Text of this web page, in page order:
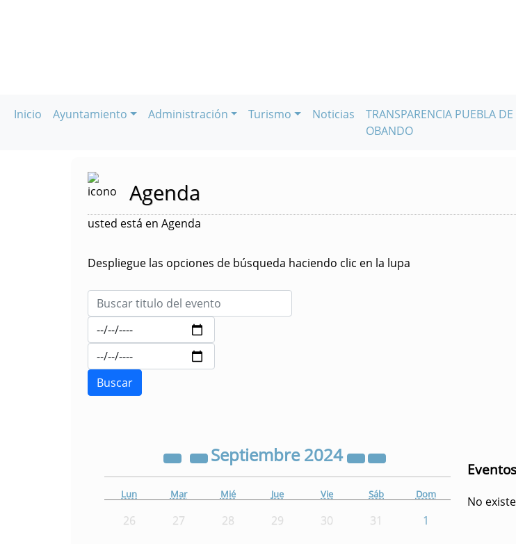
Inicio Ayuntamiento Administración Turismo Noticias
TRANSPARENCIA PUEBLA DE
OBANDO
Agenda
usted está en Agenda
Despliegue las opciones de búsqueda haciendo clic en la lupa
Septiembre2024
Lun Mar Mié Jue Vie Sáb Dom
26 27 28 29 30 31 1
No